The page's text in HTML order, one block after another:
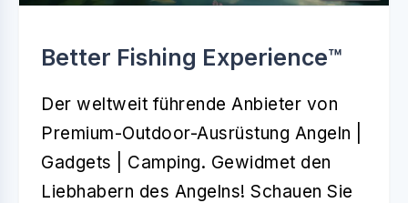
Better Fishing Experience™️
Der weltweit führende Anbieter von
Premium-Outdoor-Ausrüstung Angeln |
Gadgets | Camping. Gewidmet den
Liebhabern des Angelns! Schauen Sie